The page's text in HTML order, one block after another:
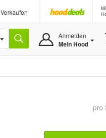
Verkaufen
Anmelden
Mein Hood
pro